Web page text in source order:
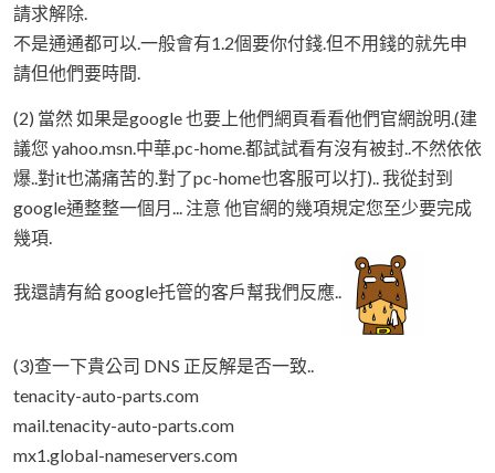
請求解除.
不是通通都可以.一般會有1.2個要你付錢.但不用錢的就先申
請但他們要時間.
(2) 當然 如果是google 也要上他們網頁看看他們官網說明.(建
議您 yahoo.msn.中華.pc-home.都試試看有沒有被封..不然依依
爆..對it也滿痛苦的.對了pc-home也客服可以打).. 我從封到
google通整整一個月... 注意 他官網的幾項規定您至少要完成
幾項.
我還請有給 google托管的客戶幫我們反應..
(3)查一下貴公司 DNS 正反解是否一致..
tenacity-auto-parts.com
mail.tenacity-auto-parts.com
mx1.global-nameservers.com